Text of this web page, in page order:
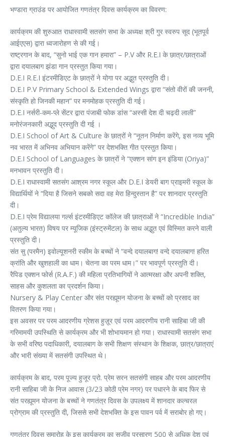
भण्डारा ग्राउंड पर आयोजित गणतंत्र दिवस कार्यक्रम का विवरण:
कार्यक्रम की शुरुआत राधास्वामी सतसंग सभा के अध्यक्ष श्री गुर स्वरुप सूद (भूतपूर्व
आईएएस) द्वारा ध्वजारोहण से की गई।
राष्ट्रगान के बाद, “सुनो भाई एक गान हमारा” – P.V और R.E.I के छात्र/छात्राओं
द्वारा दयालबाग झंडा गान प्रस्तुत किया गया।
D.E.I R.E.I इंटरमीडिएट के छात्रों ने योगा पर अद्भुत प्रस्तुति दी।
D.E.I P.V Primary School & Extended Wings द्वारा “संतो वीरों की जननी,
संस्कृति हो जिनकी महान” पर मनमोहक प्रस्तुति दी गई।
D.E.I नर्सरी-कम-प्ले सेंटर द्वारा पंजाबी फोक डांस “अस्सी देश दी चढ़दी लाली”
मनोरंजनकारी अद्भुद प्रस्तुति दी गई ।
D.E.I School of Art & Culture के छात्रों ने “नूतन निर्माण करेंगे, इस नव्य भूमि
नव भारत में अभिनव अभियान करेंगे” पर देशभक्ति गीत प्रस्तुत किया।
D.E.I School of Languages के छात्रों ने “एक्शन सांग इन इंडिया (Oriya)”
मनभावन प्रस्तुति दी।
D.E.I राधास्वामी सतसंग आश्रम नगर स्कूल और D.E.I डेयरी बाग प्राइमरी स्कूल के
विद्यार्थियों ने “दिया है जिसने सबको सदा वह मेरा हिन्दुस्तान है” पर शानदार प्रस्तुति
दी।
D.E.I प्रेम विद्यालया गर्ल्स इंटरमीडिएट कॉलेज की छात्राओं ने “Incredible India”
(अतुल्य भारत) विषय पर म्यूजिक (इंस्ट्रुमेंटल) के साथ अद्भुत एवं विस्मित करने वाली
प्रस्तुति दी।
संत सु (परमैन) इवोल्यूशनरी स्कीम के बच्चों ने “वन्दे दयालबाग! वन्दे दयालबाग! हरित
क्रांति और खुशहाली का धाम। चेतना का परम धाम।” पर भावपूर्ण प्रस्तुति दी।
रैपिड एक्शन फोर्स (R.A.F.) की महिला प्रतिभागियों ने आत्मरक्षा और अपनी शक्ति,
साहस और कुशलता का प्रदर्शन किया।
Nursery & Play Center और संत परह्यूमन योजना के बच्चों को प्रसाद का
वितरण किया गया।
इस अवसर पर परम आदरणीय ग्रेशस हुज़ूर एवं परम आदरणीय रानी साहिबा जी की
गरिमामयी उपस्थिति से कार्यक्रम और भी शोभायमान हो गया। राधास्वामी सतसंग सभा
के सभी वरिष्ठ पदाधिकारी, दयालबाग के सभी शिक्षण संस्थान के शिक्षक, छात्र/छात्राएं
और भारी संख्या में सतसंगी उपस्थित थे।
कार्यक्रम के बाद, परम पूज्य हुजूर प्रो. प्रेम सरन सतसंगी साहब और परम आदरणीय
रानी साहिबा जी के निज आवास (3/23 कोठी प्रेम नगर) पर पधारने के बाद फिर से
संत परह्यूमन योजना के बच्चों ने गणतंत्र दिवस के उपलक्ष्य में शानदार कल्चरल
प्रोग्राम की प्रस्तुति दी, जिससे सभी देशभक्ति के इस पावन पर्व में सराबोर हो गए।
गणतंत्र दिवस समारोह के इस कार्यक्रम का सजीव प्रसारण 500 से अधिक देश एवं